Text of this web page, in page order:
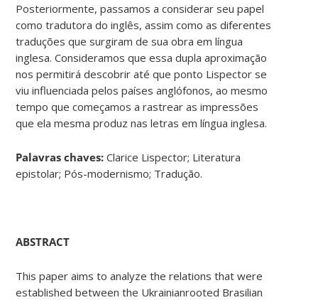
Posteriormente, passamos a considerar seu papel
como tradutora do inglês, assim como as diferentes
traduções que surgiram de sua obra em língua
inglesa. Consideramos que essa dupla aproximação
nos permitirá descobrir até que ponto Lispector se
viu influenciada pelos países anglófonos, ao mesmo
tempo que começamos a rastrear as impressões
que ela mesma produz nas letras em língua inglesa.
Palavras chaves: Clarice Lispector; Literatura
epistolar; Pós-modernismo; Tradução.
ABSTRACT
This paper aims to analyze the relations that were
established between the Ukrainianrooted Brasilian